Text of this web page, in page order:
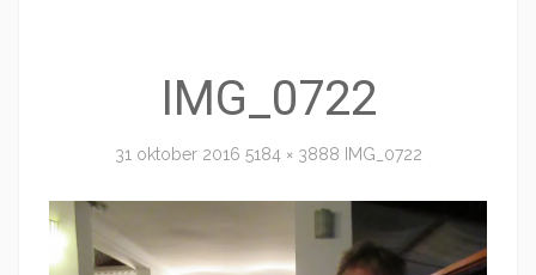
IMG_0722
31 oktober 2016 5184 × 3888 IMG_0722